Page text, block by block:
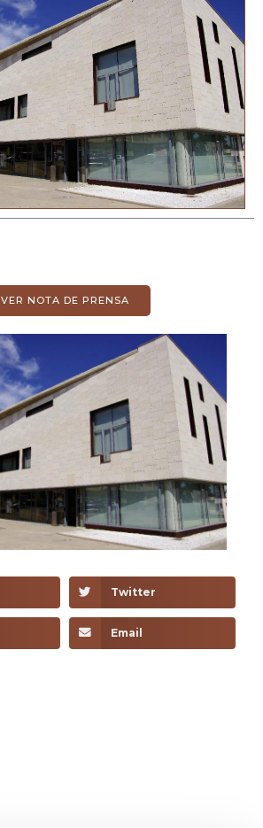
VER NOTA DE PRENSA
Twitter
Email